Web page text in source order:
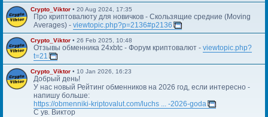
Crypto_Viktor • 20 Aug 2024, 17:35
Про криптовалюту для новичков - Скользящие средние (Moving
Averages) - viewtopic.php?p=2136#p2136
Crypto_Viktor • 26 Feb 2025, 10:48
Отзывы обменника 24xbtc - Форум криптовалют - viewtopic.php?
t=21
Crypto_Viktor • 10 Jan 2026, 16:23
Добрый день!
У нас новый Рейтинг обменников на 2026 год, если интересно -
напишу больше:
https://obmenniki-kriptovalut.com/luchs ... -2026-goda
С ув. Виктор